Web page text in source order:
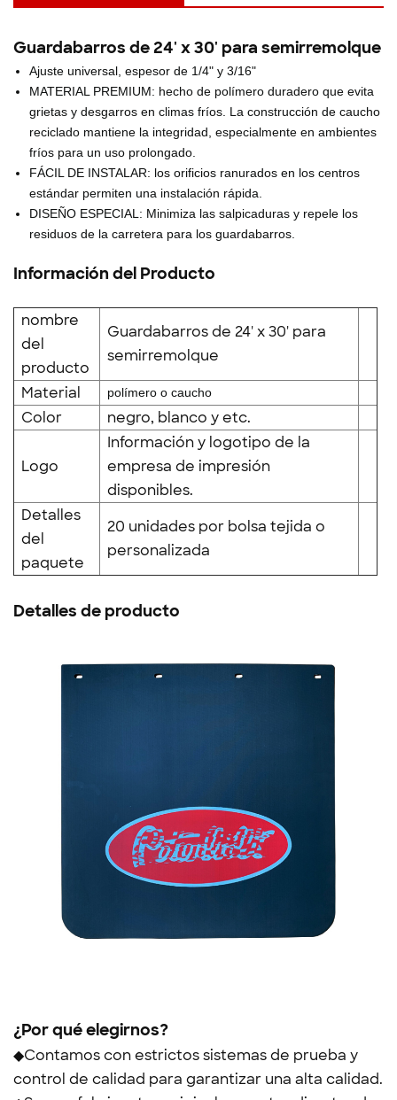
Guardabarros de 24' x 30' para semirremolque
Ajuste universal, espesor de 1/4" y 3/16"
MATERIAL PREMIUM: hecho de polímero duradero que evita
grietas y desgarros en climas fríos. La construcción de caucho
reciclado mantiene la integridad, especialmente en ambientes
fríos para un uso prolongado.
FÁCIL DE INSTALAR: los orificios ranurados en los centros
estándar permiten una instalación rápida.
DISEÑO ESPECIAL: Minimiza las salpicaduras y repele los
residuos de la carretera para los guardabarros.
Información del Producto
nombre
del
producto
Guardabarros de 24' x 30' para
semirremolque
Material
polímero o caucho
Color negro, blanco y etc.
Logo
Información y logotipo de la
empresa de impresión
disponibles.
Detalles
del
paquete
20 unidades por bolsa tejida o
personalizada
Detalles de producto
¿Por qué elegirnos?
◆Contamos con estrictos sistemas de prueba y
control de calidad para garantizar una alta calidad.